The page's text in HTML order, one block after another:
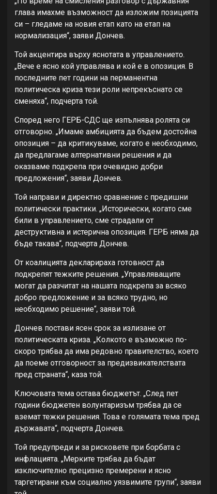
глава имахме възможност да изложим позицията
си – гледаме на новия етап като на етап на
нормализация“, заяви Дончев.
Той акцентира върху яснотата в управлението.
„Вече е ясно кой управлява и кой е в опозиция. В
последните пет години на перманентна
политическа криза тези роли непрекъснато се
сменяха“, подчерта той.
Според него ГЕРБ-СДС ще изпълнява ролята си
отговорно. „Имаме амбицията да бъдем достойна
опозиция – да критикуваме, когато е необходимо,
да предлагаме алтернативни решения и да
оказваме подкрепа при очевидно добри
предложения“, заяви Дончев.
Той направи и директно сравнение с предишни
политически практики. „Исторически, когато сме
били в управлението, сме страдали от
деструктивна и истерична опозиция. ГЕРБ няма да
бъде такава“, подчерта Дончев.
От коалицията декларираха готовност да
подкрепят тежките решения. „Управляващите
могат да разчитат на нашата подкрепа за всяко
добро предложение и за всяко трудно, но
необходимо решение“, заяви той.
Дончев постави ясен срок за излизане от
политическата криза. „Колкото е възможно по-
скоро трябва да има редовно правителство, което
да поеме отговорност за предизвикателствата
пред страната“, каза той.
Ключовата тема остава бюджетът. „След пет
години бюджетен волунтаризъм трябва да се
вземат тежки решения. Това е голямата тема пред
държавата“, подчерта Дончев.
Той предупреди и за рисковете при борбата с
инфлацията. „Мерките трябва да бъдат
изключително прецизно премерени и ясно
таргетирани към социално уязвимите групи“, заяви